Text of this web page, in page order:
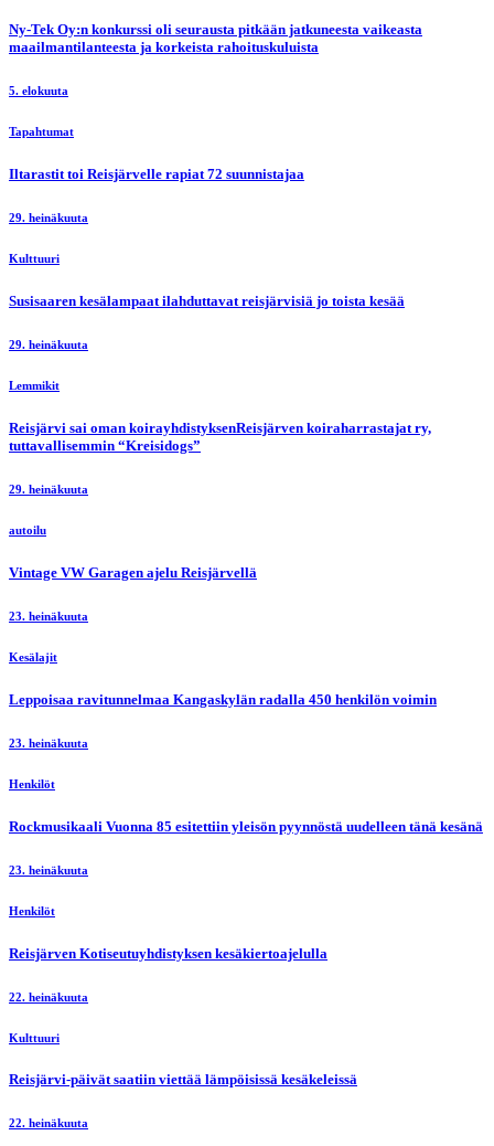
Ny-Tek Oy:n konkurssi oli seurausta pitkään jatkuneesta vaikeasta
maailmantilanteesta ja korkeista rahoituskuluista
5. elokuuta
Tapahtumat
Iltarastit toi Reisjärvelle rapiat 72 suunnistajaa
29. heinäkuuta
Kulttuuri
Susisaaren kesälampaat ilahduttavat reisjärvisiä jo toista kesää
29. heinäkuuta
Lemmikit
Reisjärvi sai oman koirayhdistyksenReisjärven koiraharrastajat ry,
tuttavallisemmin “Kreisidogs”
29. heinäkuuta
autoilu
Vintage VW Garagen ajelu Reisjärvellä
23. heinäkuuta
Kesälajit
Leppoisaa ravitunnelmaa Kangaskylän radalla 450 henkilön voimin
23. heinäkuuta
Henkilöt
Rockmusikaali Vuonna 85 esitettiin yleisön pyynnöstä uudelleen tänä kesänä
23. heinäkuuta
Henkilöt
Reisjärven Kotiseutuyhdistyksen kesäkiertoajelulla
22. heinäkuuta
Kulttuuri
Reisjärvi-päivät saatiin viettää lämpöisissä kesäkeleissä
22. heinäkuuta